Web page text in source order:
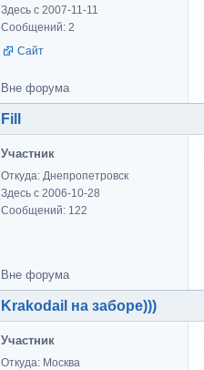
Здесь с 2007-11-11
Сообщений: 2
Сайт
Вне форума
Fill
Участник
Откуда: Днепропетровск
Здесь с 2006-10-28
Сообщений: 122
Вне форума
Krakodail на заборе)))
Участник
Откуда: Москва